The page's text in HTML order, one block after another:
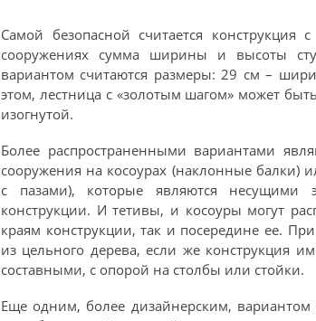
Самой безопасной считается
сооружениях сумма ширины и высоты
вариантом считаются размеры: 29 см –
этом, лестница с «золотым шагом» может
изогнутой.
Более распространенными вариантами
сооружения на косоурах (наклонные балки)
с пазами), которые являются несущими
конструкции. И тетивы, и косоуры могут
краям конструкции, так и посередине ее.
из цельного дерева, если же конструкция
составными, с опорой на столбы или стойки.
Еще одним, более дизайнерским, вариантом